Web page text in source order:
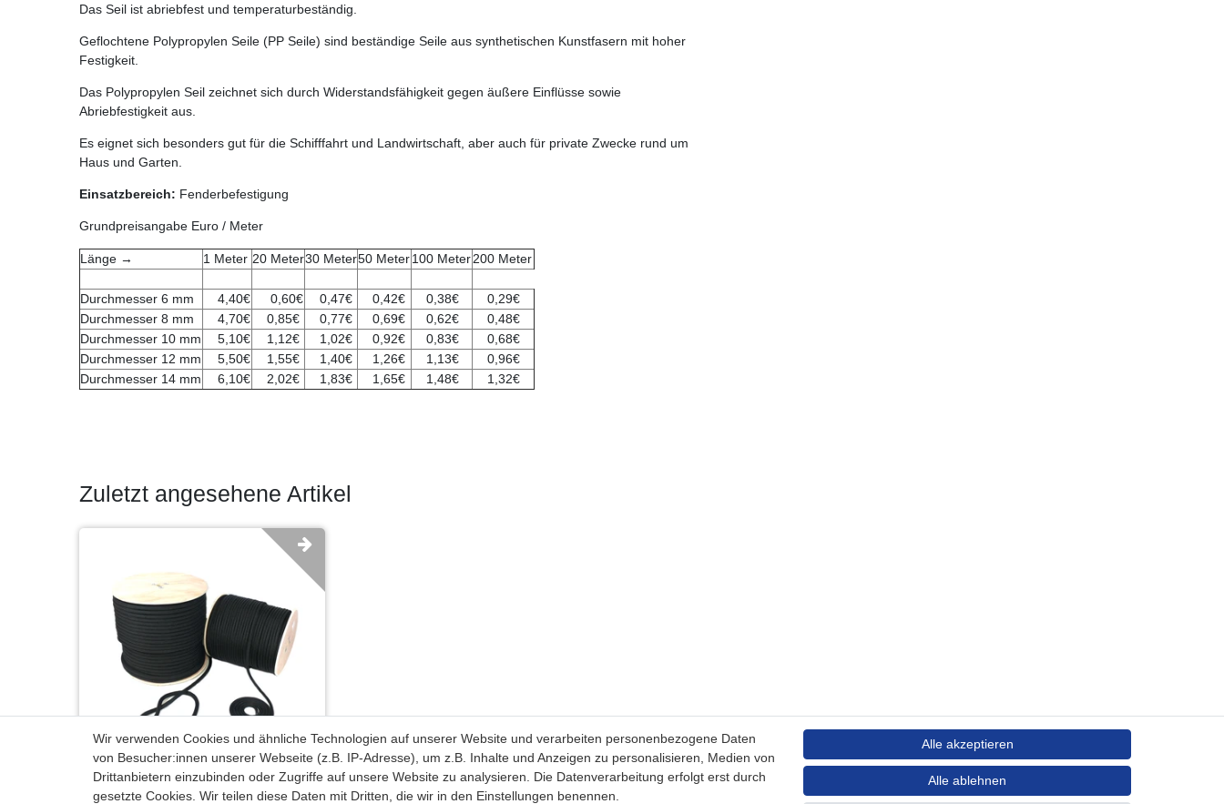
Das Seil ist abriebfest und temperaturbeständig.
Geflochtene Polypropylen Seile (PP Seile) sind beständige Seile aus synthetischen Kunstfasern mit hoher
Festigkeit.
Das Polypropylen Seil zeichnet sich durch Widerstandsfähigkeit gegen äußere Einflüsse sowie
Abriebfestigkeit aus.
Es eignet sich besonders gut für die Schifffahrt und Landwirtschaft, aber auch für private Zwecke rund um
Haus und Garten.
Einsatzbereich: Fenderbefestigung
Grundpreisangabe Euro / Meter
Länge → 1 Meter 20 Meter30 Meter50 Meter100 Meter200 Meter
Durchmesser 6 mm 4,40€ 0,60€ 0,47€ 0,42€ 0,38€
0,29€
Durchmesser 8 mm
4,70€ 0,85€ 0,77€ 0,69€ 0,62€
0,48€
Durchmesser 10 mm
5,10€ 1,12€ 1,02€ 0,92€ 0,83€
0,68€
Durchmesser 12 mm
5,50€ 1,55€ 1,40€ 1,26€ 1,13€
0,96€
Durchmesser 14 mm
6,10€ 2,02€ 1,83€ 1,65€ 1,48€ 1,32€
Zuletzt angesehene Artikel
Polypropylen Seil PP Seile Tauwerk
Wir verwenden Cookies und ähnliche Technologien auf unserer Website und verarbeiten personenbezogene Daten
von Besucher:innen unserer Webseite (z.B. IP-Adresse), um z.B. Inhalte und Anzeigen zu personalisieren, Medien von
Drittanbietern einzubinden oder Zugriffe auf unsere Website zu analysieren. Die Datenverarbeitung erfolgt erst durch
gesetzte Cookies. Wir teilen diese Daten mit Dritten, die wir in den Einstellungen benennen.
Alle akzeptieren
Alle ablehnen